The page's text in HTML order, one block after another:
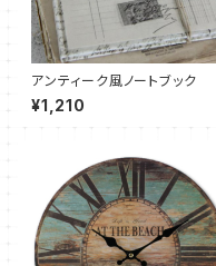
アンティーク風ノートブック
¥1,210